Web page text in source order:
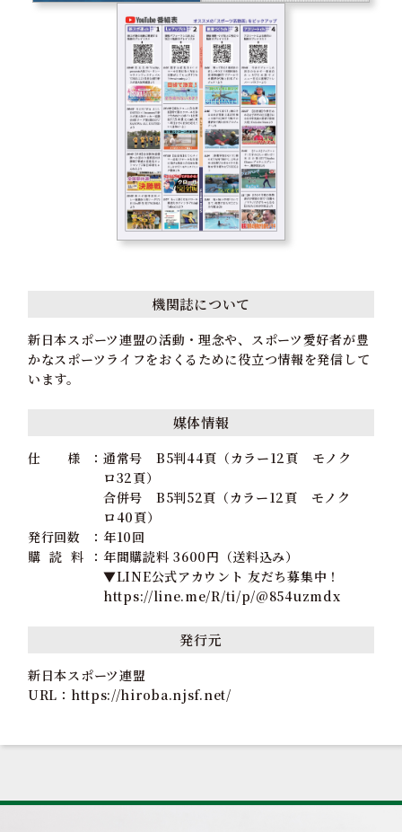
機関誌について
新日本スポーツ連盟の活動・理念や、スポーツ愛好者が豊
かなスポーツライフをおくるために役立つ情報を発信して
います。
媒体情報
仕 様
通常号 B5判44頁（カラー12頁 モノク
ロ32頁）
合併号 B5判52頁（カラー12頁 モノク
ロ40頁）
発行回数
年10回
購 読 料
年間購読料 3600円（送料込み）
▼LINE公式アカウント 友だち募集中！
https://line.me/R/ti/p/@854uzmdx
発行元
新日本スポーツ連盟
URL： https://hiroba.njsf.net/